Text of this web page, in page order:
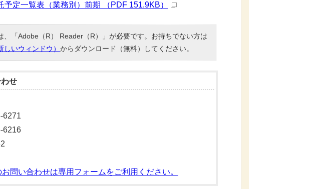
定一覧表（業務別）前期 （PDF 151.9KB）
、「Adobe（R） Reader（R）」が必要です。お持ちでない方は
いウィンドウ） からダウンロード（無料）してください。
せ
6271
6216
問い合わせは専用フォームをご利用ください。